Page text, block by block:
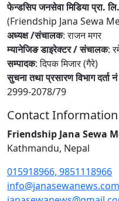
फेन्डसिप जनसेवा मिडिया प्रा. लि.
(Friendship Jana Sewa
अध्यक्ष /संचालक: राजन मगर
म्यानेजिङ डाइरेक्टर / संचालक:
सम्पादक: दिपक मिजार (गैरे)
सुचना तथा प्रसारण विभाग दर्ता नं
2999-2078/79
Contact Information
Friendship Jana Sewa
Kathmandu, Nepal
015918966, 9851118966
info@janasewanews.com